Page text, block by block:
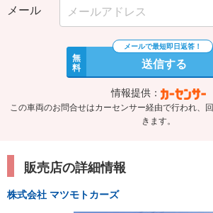
メール
無
料 送信する
情報提供：
この車両のお問合せはカーセンサー経由で行われ、
きます。
販売店の詳細情報
株式会社 マツモトカーズ